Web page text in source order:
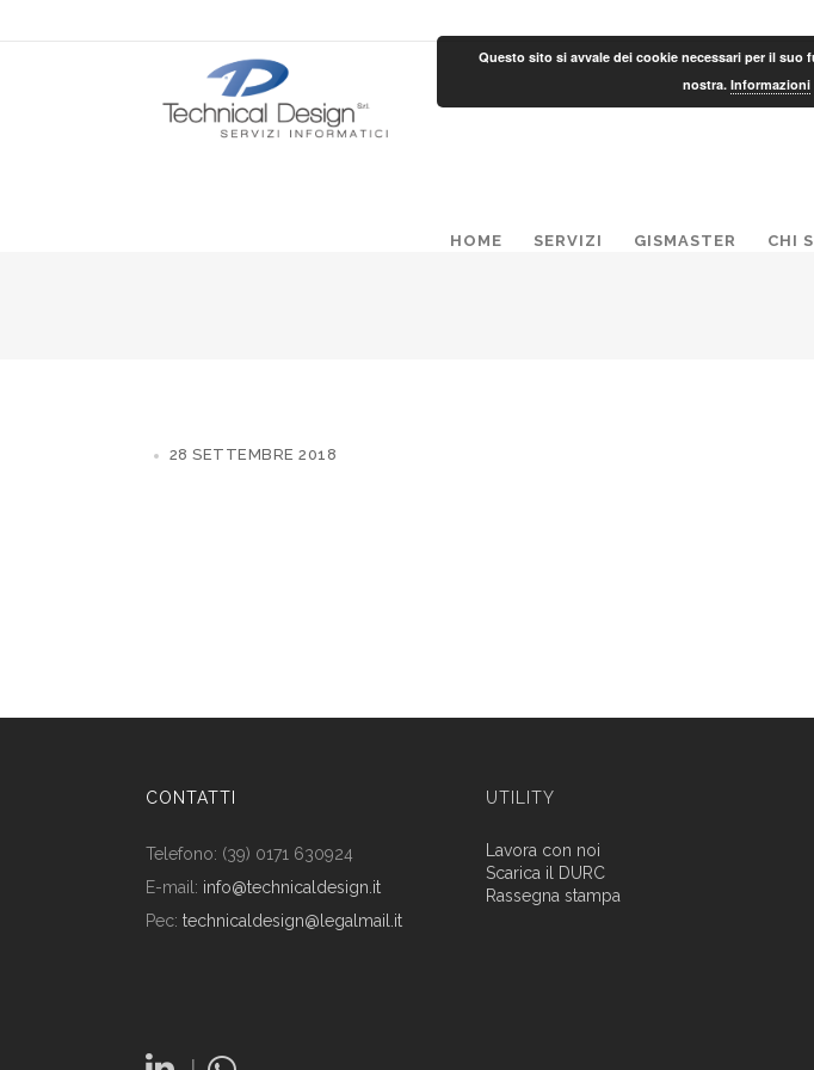
HOME SERVIZI GISMASTER CHI
28 SETTEMBRE 2018
CONTATTI
Telefono: (39) 0171 630924
E-mail: info@technicaldesign.it
Pec: technicaldesign@legalmail.it
UTILITY
Lavora con noi
Scarica il DURC
Rassegna stampa
Questo sito si avvale dei cookie necessari per il
nostra. Informazioni